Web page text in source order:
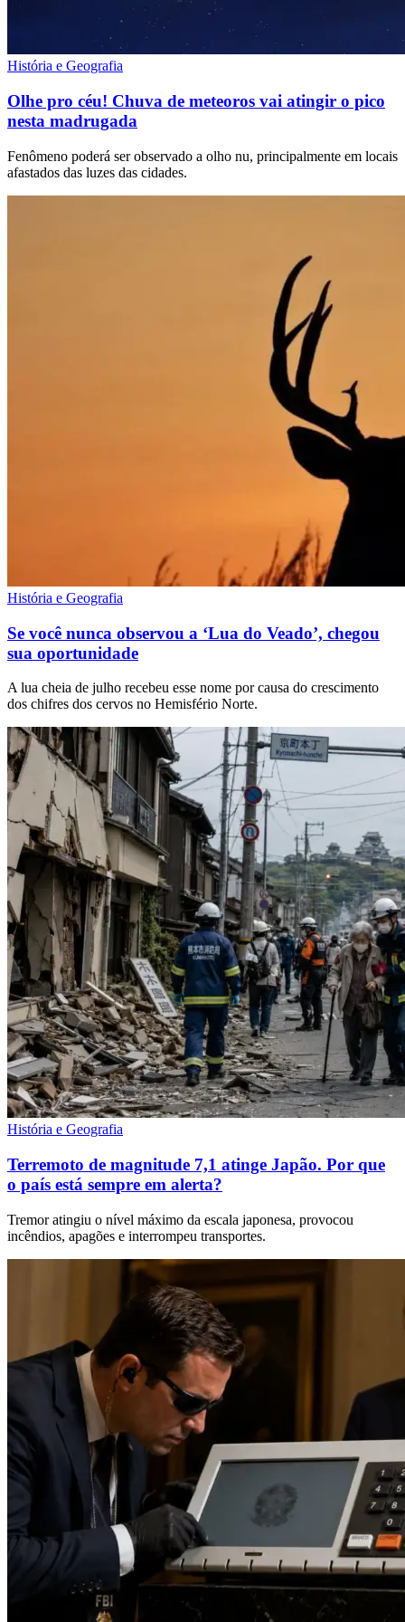
História e Geografia
Olhe pro céu! Chuva de meteoros vai atingir o pico
nesta madrugada
Fenômeno poderá ser observado a olho nu, principalmente em locais
afastados das luzes das cidades.
História e Geografia
Se você nunca observou a ‘Lua do Veado’, chegou
sua oportunidade
A lua cheia de julho recebeu esse nome por causa do crescimento
dos chifres dos cervos no Hemisfério Norte.
História e Geografia
Terremoto de magnitude 7,1 atinge Japão. Por que
o país está sempre em alerta?
Tremor atingiu o nível máximo da escala japonesa, provocou
incêndios, apagões e interrompeu transportes.